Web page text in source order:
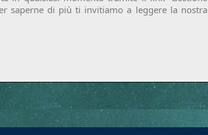
saperne di più ti invitiamo a leggere la nostra